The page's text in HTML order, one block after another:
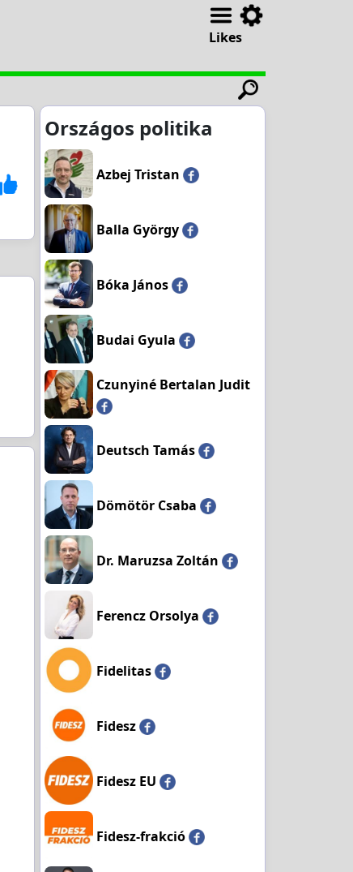
Likes
Országos politika
Azbej Tristan
Balla György
Bóka János
Budai Gyula
Czunyiné Bertalan Judit
Deutsch Tamás
Dömötör Csaba
Dr. Maruzsa Zoltán
Ferencz Orsolya
Fidelitas
Fidesz
Fidesz EU
Fidesz-frakció